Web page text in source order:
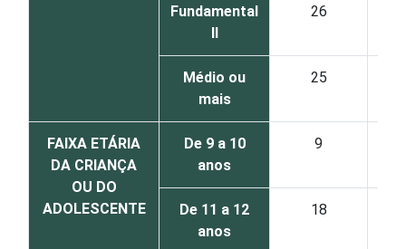
Fundamental
II
26
Médio ou
mais
25
FAIXA ETÁRIA
DA CRIANÇA
OU DO
ADOLESCENTE
De 9 a 10
anos
9
De 11 a 12
anos
18